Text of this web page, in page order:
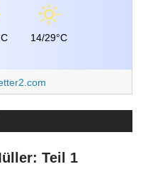
14/29°C
Teil 1